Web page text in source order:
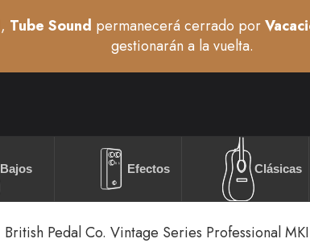
, Tube Sound permanecerá cerrado por
gestionarán a la vuelta.
Bajos Efectos Clásicas
British Pedal Co. Vintage Series Professional